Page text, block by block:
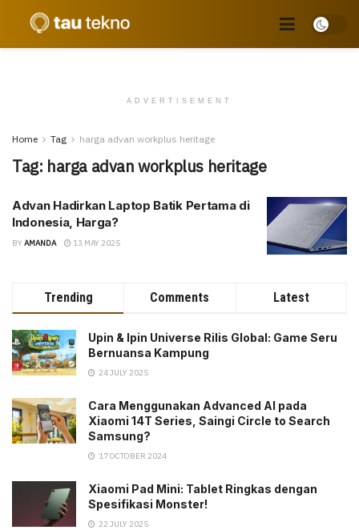
ADVERTISEMENT
Home Tag harga advan workplus heritage
Tag: harga advan workplus heritage
Advan Hadirkan Laptop Batik Pertama di
Indonesia, Harga?
BY AMANDA 13 MAY 2025
Trending Comments Latest
Upin & Ipin Universe Rilis Global: Game Seru
Bernuansa Kampung
24 JULY 2025
Cara Menggunakan Advanced AI pada
Xiaomi 14T Series, Saingi Circle to Search
Samsung?
17 OCTOBER 2024
Xiaomi Pad Mini: Tablet Ringkas dengan
Spesifikasi Monster!
22 JULY 2025